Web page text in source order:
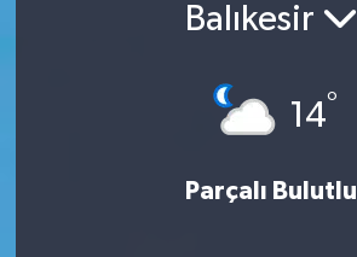
Balıkesir
14°
Parçalı Bulutlu